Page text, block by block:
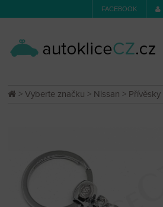
FACEBOOK
>Vyberte značku > Nissan > Přívěsky